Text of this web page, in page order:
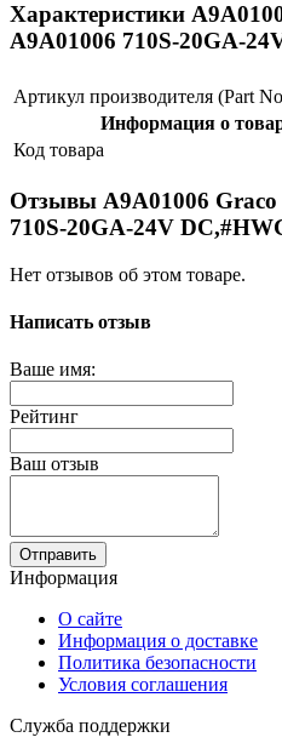
Характеристики
A9A01006 710S-20GA-
Артикул производителя (Part
Информация о
Код товара
Отзывы A9A01006 Graco
710S-20GA-24V
Нет отзывов об этом товаре.
Написать отзыв
Ваше имя:
Рейтинг
Ваш отзыв
Отправить
Информация
О сайте
Информация о доставке
Политика безопасности
Условия соглашения
Служба поддержки